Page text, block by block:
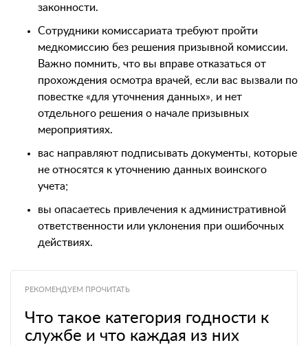
законности.
Сотрудники комиссариата требуют пройти
медкомиссию без решения призывной комиссии.
Важно помнить, что вы вправе отказаться от
прохождения осмотра врачей, если вас вызвали по
повестке «для уточнения данных», и нет
отдельного решения о начале призывных
мероприятиях.
вас направляют подписывать документы, которые
не относятся к уточнению данных воинского
учета;
вы опасаетесь привлечения к административной
ответственности или уклонения при ошибочных
действиях.
РЕКОМЕНДУЕМ ПРОЧИТАТЬ
Что такое категория годности к
службе и что каждая из них